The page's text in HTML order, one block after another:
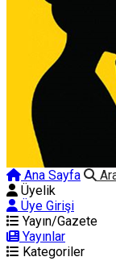
Ana Sayfa
Üyelik
Üye Girişi
Yayın/Gazete
Yayınlar
Kategoriler